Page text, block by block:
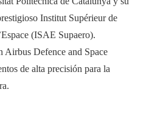
Institut Supérieur de
(ISAE Supaero).
Airbus Defence and Space
de alta precisión para la